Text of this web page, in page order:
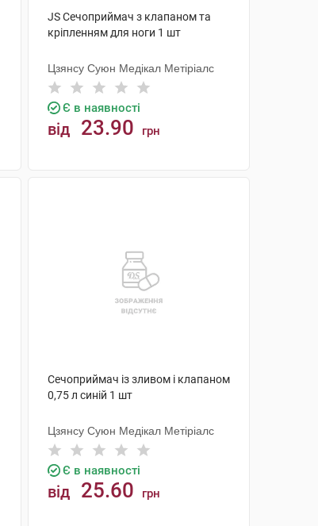
JS Сечоприймач з клапаном та
кріпленням для ноги 1 шт
Цзянсу Суюн Медікал Метіріалс
Є в наявності
від 23.90 грн
Сечоприймач із зливом і клапаном
0,75 л синій 1 шт
Цзянсу Суюн Медікал Метіріалс
Є в наявності
від 25.60 грн